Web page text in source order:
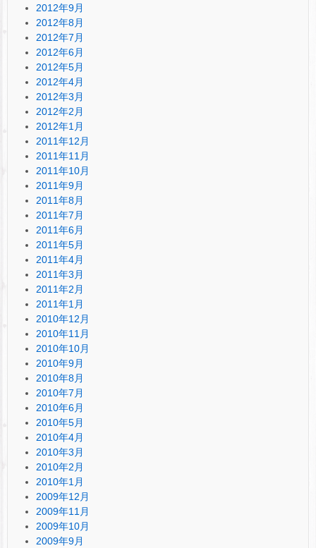
2012年9月
2012年8月
2012年7月
2012年6月
2012年5月
2012年4月
2012年3月
2012年2月
2012年1月
2011年12月
2011年11月
2011年10月
2011年9月
2011年8月
2011年7月
2011年6月
2011年5月
2011年4月
2011年3月
2011年2月
2011年1月
2010年12月
2010年11月
2010年10月
2010年9月
2010年8月
2010年7月
2010年6月
2010年5月
2010年4月
2010年3月
2010年2月
2010年1月
2009年12月
2009年11月
2009年10月
2009年9月